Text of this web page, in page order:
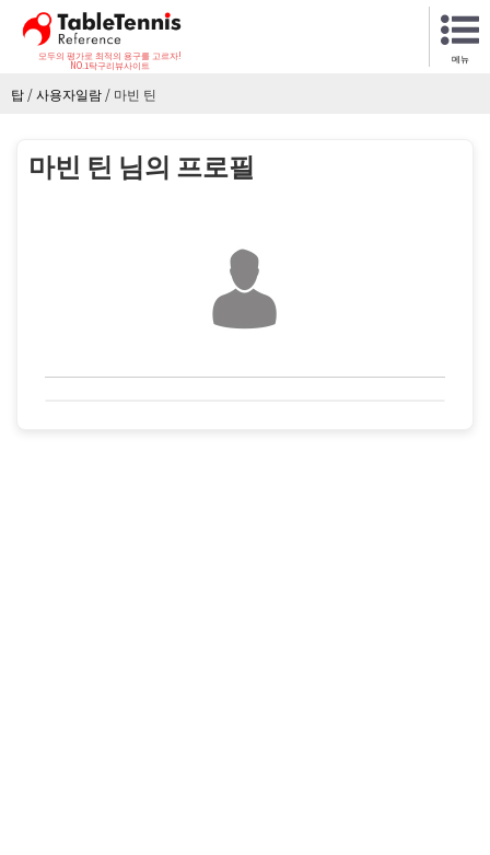
모두의 평가로 최적의 용구를 고르자!
NO.1탁구리뷰사이트
메뉴
탑 /사용자일람 / 마빈 틴
마빈 틴 님의 프로필